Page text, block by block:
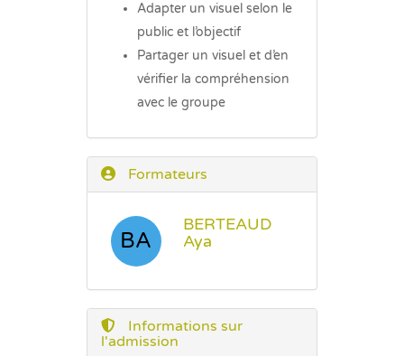
Adapter un visuel selon le
public et l’objectif
Partager un visuel et d’en
vérifier la compréhension
avec le groupe
Formateurs
BA
BERTEAUD
Aya
Informations sur
l'admission